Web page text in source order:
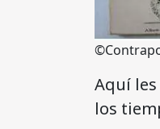
Aquí
los